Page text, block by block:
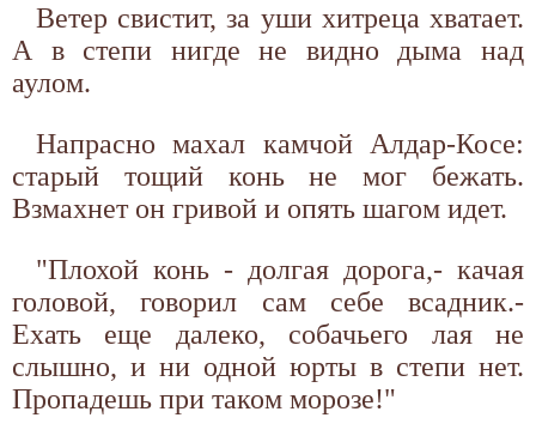
Ветер свистит, за уши хитреца хватает.
А в степи нигде не видно дыма над
аулом.
Напрасно махал камчой Алдар-Косе:
старый тощий конь не мог бежать.
Взмахнет он гривой и опять шагом идет.
"Плохой конь - долгая дорога,- качая
головой, говорил сам себе всадник.-
Ехать еще далеко, собачьего лая не
слышно, и ни одной юрты в степи нет.
Пропадешь при таком морозе!"